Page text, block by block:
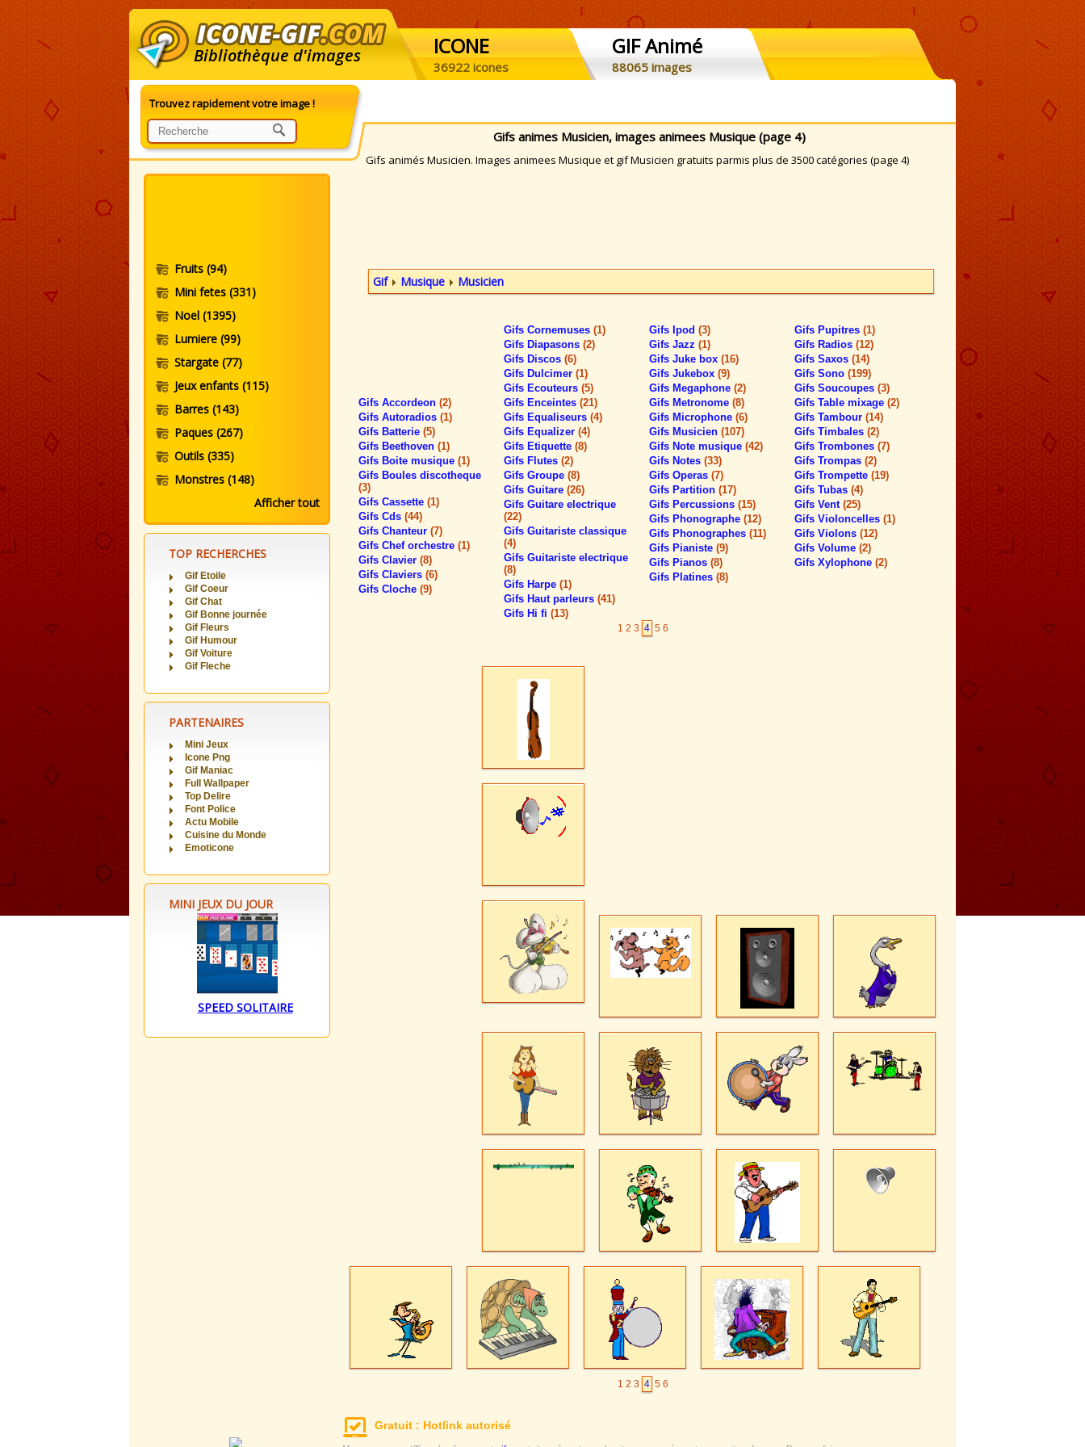
Bibliothèque d'images ICONE
36922 icones
GIF Animé
88065 images
Trouvez rapidement votre image !
Fruits (94)
Mini fetes (331)
Noel (1395)
Lumiere (99)
Stargate (77)
Jeux enfants (115)
Barres (143)
Paques (267)
Outils (335)
Monstres (148)
Afficher tout
TOP RECHERCHES
Gif Etoile
Gif Coeur
Gif Chat
Gif Bonne journée
Gif Fleurs
Gif Humour
Gif Voiture
Gif Fleche
PARTENAIRES
Mini Jeux
Icone Png
Gif Maniac
Full Wallpaper
Top Delire
Font Police
Actu Mobile
Cuisine du Monde
Emoticone
MINI JEUX DU JOUR
SPEED SOLITAIRE
Gifs animes Musicien, images animees Musique (page 4)
Gifs animés Musicien. Images animees Musique et gif Musicien gratuits parmis plus de 3500 catégories (page 4)
Gif Musique Musicien
Gifs Accordeon (2)
Gifs Autoradios (1)
Gifs Batterie (5)
Gifs Beethoven (1)
Gifs Boite musique (1)
Gifs Boules discotheque
(3)
Gifs Cassette (1)
Gifs Cds (44)
Gifs Chanteur (7)
Gifs Chef orchestre (1)
Gifs Clavier (8)
Gifs Claviers (6)
Gifs Cloche (9)
Gifs Cornemuses (1)
Gifs Diapasons (2)
Gifs Discos (6)
Gifs Dulcimer (1)
Gifs Ecouteurs (5)
Gifs Enceintes (21)
Gifs Equaliseurs (4)
Gifs Equalizer (4)
Gifs Etiquette (8)
Gifs Flutes (2)
Gifs Groupe (8)
Gifs Guitare (26)
Gifs Guitare electrique
(22)
Gifs Guitariste classique
(4)
Gifs Guitariste electrique
(8)
Gifs Harpe (1)
Gifs Haut parleurs (41)
Gifs Hi fi (13)
Gifs Ipod (3)
Gifs Jazz (1)
Gifs Juke box (16)
Gifs Jukebox (9)
Gifs Megaphone (2)
Gifs Metronome (8)
Gifs Microphone (6)
Gifs Musicien (107)
Gifs Note musique (42)
Gifs Notes (33)
Gifs Operas (7)
Gifs Partition (17)
Gifs Percussions (15)
Gifs Phonographe (12)
Gifs Phonographes (11)
Gifs Pianiste (9)
Gifs Pianos (8)
Gifs Platines (8)
Gifs Pupitres (1)
Gifs Radios (12)
Gifs Saxos (14)
Gifs Sono (199)
Gifs Soucoupes (3)
Gifs Table mixage (2)
Gifs Tambour (14)
Gifs Timbales (2)
Gifs Trombones (7)
Gifs Trompas (2)
Gifs Trompette (19)
Gifs Tubas (4)
Gifs Vent (25)
Gifs Violoncelles (1)
Gifs Violons (12)
Gifs Volume (2)
Gifs Xylophone (2)
1 2 3 4 5 6
1 2 3 4 5 6
Gratuit : Hotlink autorisé